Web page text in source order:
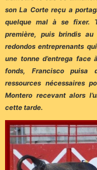
son La Corte reçu a
quelque mal à se fixer.
première, puis brindis
redondos entreprenants
une tonne d’entrega face
fonds, Francisco puisa
ressources nécessaires
Montero recevant alors
cette tarde.